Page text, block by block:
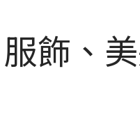
飾、